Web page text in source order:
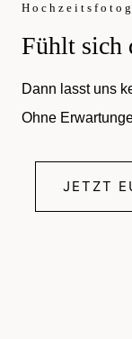
Fühlt sich
Dann lasst uns
Ohne
JETZT